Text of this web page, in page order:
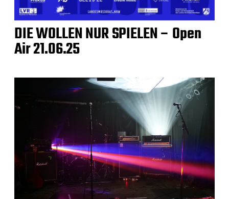
DIE WOLLEN NUR SPIELEN – Open
Air 21.06.25